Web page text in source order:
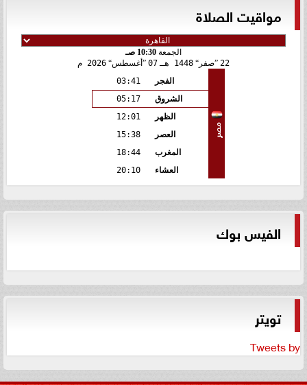
مواقيت الصلاة
الجمعة 10:30 صـ
22 صفر 1448 هـ 07 أغسطس 2026 م
مصر
الفجر
03:41
الشروق
05:17
الظهر
12:01
العصر
15:38
المغرب
18:44
العشاء
20:10
الفيس بوك
تويتر
Tweets by